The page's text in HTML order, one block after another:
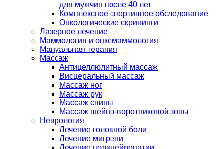
для мужчин после 40 лет
Комплексное спортивное обследование
Онкологические скрининги
Лазерное лечение
Маммология и онкомаммология
Мануальная терапия
Массаж
Антицеллюлитный массаж
Висцеральный массаж
Массаж ног
Массаж рук
Массаж спины
Массаж шейно-воротниковой зоны
Неврология
Лечение головной боли
Лечение мигрени